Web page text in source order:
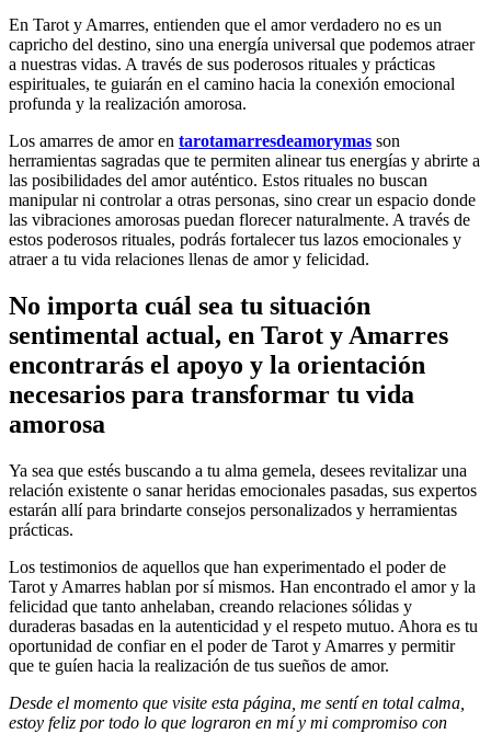
En Tarot y Amarres, entienden que el amor verdadero no es un
capricho del destino, sino una energía universal que podemos atraer
a nuestras vidas. A través de sus poderosos rituales y prácticas
espirituales, te guiarán en el camino hacia la conexión emocional
profunda y la realización amorosa.
Los amarres de amor en tarotamarresdeamorymas son
herramientas sagradas que te permiten alinear tus energías y abrirte a
las posibilidades del amor auténtico. Estos rituales no buscan
manipular ni controlar a otras personas, sino crear un espacio donde
las vibraciones amorosas puedan florecer naturalmente. A través de
estos poderosos rituales, podrás fortalecer tus lazos emocionales y
atraer a tu vida relaciones llenas de amor y felicidad.
No importa cuál sea tu situación
sentimental actual, en Tarot y Amarres
encontrarás el apoyo y la orientación
necesarios para transformar tu vida
amorosa
Ya sea que estés buscando a tu alma gemela, desees revitalizar una
relación existente o sanar heridas emocionales pasadas, sus expertos
estarán allí para brindarte consejos personalizados y herramientas
prácticas.
Los testimonios de aquellos que han experimentado el poder de
Tarot y Amarres hablan por sí mismos. Han encontrado el amor y la
felicidad que tanto anhelaban, creando relaciones sólidas y
duraderas basadas en la autenticidad y el respeto mutuo. Ahora es tu
oportunidad de confiar en el poder de Tarot y Amarres y permitir
que te guíen hacia la realización de tus sueños de amor.
Desde el momento que visite esta página, me sentí en total calma,
estoy feliz por todo lo que lograron en mí y mi compromiso con